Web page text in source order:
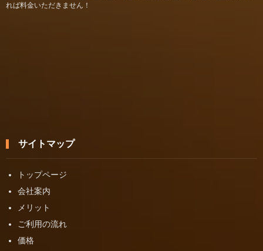
れば料金いただきません！
サイトマップ
トップページ
会社案内
メリット
ご利用の流れ
価格